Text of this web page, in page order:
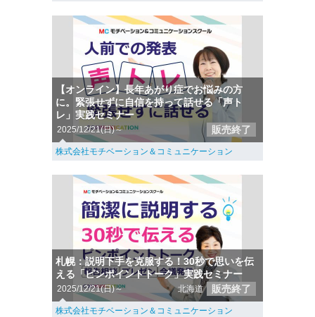
【オンライン】長年あがり症でお悩みの方
に。緊張せずに自信を持って話せる「声ト
レ」実践セミナー
2025/12/21(日)～ 販売終了
株式会社モチベーション＆コミュニケーション
札幌：説明下手を克服する！30秒で思いを伝
える「ピンポイントトーク」実践セミナー
2025/12/21(日)～ 北海道 販売終了
株式会社モチベーション＆コミュニケーション